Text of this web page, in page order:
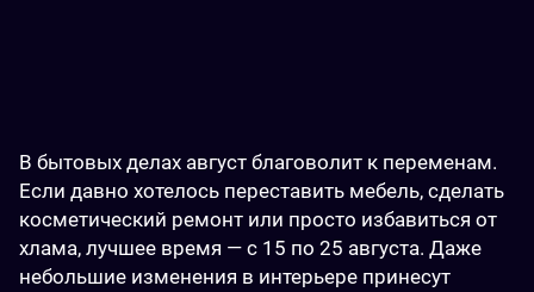
В бытовых делах август благоволит к переменам.
Если давно хотелось переставить мебель, сделать
косметический ремонт или просто избавиться от
хлама, лучшее время — с 15 по 25 августа. Даже
небольшие изменения в интерьере принесут